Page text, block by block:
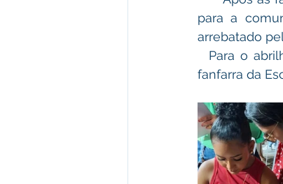
para a
arrebatado
fanfarra da